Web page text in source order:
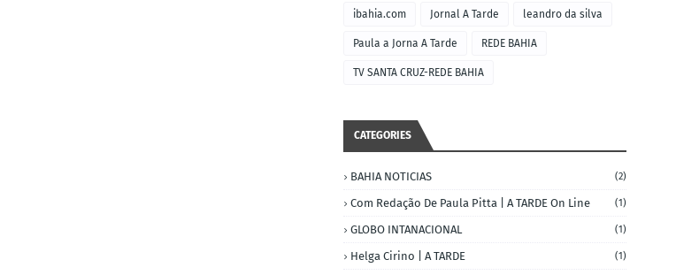
ibahia.com Jornal A Tarde leandro da silva
Paula a Jorna A Tarde REDE BAHIA
TV SANTA CRUZ-REDE BAHIA
CATEGORIES
BAHIA NOTICIAS (2)
Com Redação De Paula Pitta | A TARDE On Line (1)
GLOBO INTANACIONAL (1)
Helga Cirino | A TARDE (1)